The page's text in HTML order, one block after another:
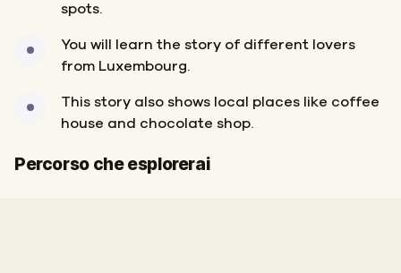
spots.
You will learn the story of different lovers
from Luxembourg.
This story also shows local places like coffee
house and chocolate shop.
Percorso che esplorerai
Inizio
Fine